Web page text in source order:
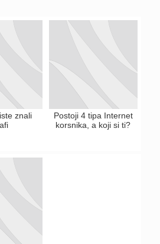
znali
Postoji 4 tipa Internet
korsnika, a koji si ti?